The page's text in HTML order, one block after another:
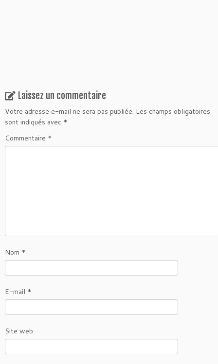
Laissez un commentaire
Votre adresse e-mail ne sera pas publiée. Les champs obligatoires
sont indiqués avec *
Commentaire *
Nom *
E-mail *
Site web